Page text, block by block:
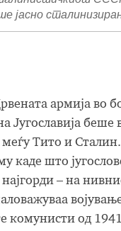
јасно
армија во
Југославија беше
Тито и
каде што
– на
комунисти од